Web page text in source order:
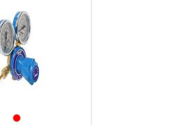
ازمانومترهای برنجی در موارد
وکار های خاص انجام نمی دهد و
انجام کار خود استفاده می کنند البته